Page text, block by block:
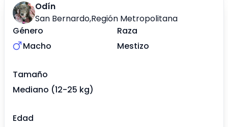
Odín
San Bernardo,Región Metropolitana
Género
Macho
Raza
Mestizo
Tamaño
Mediano (12-25 kg)
Edad